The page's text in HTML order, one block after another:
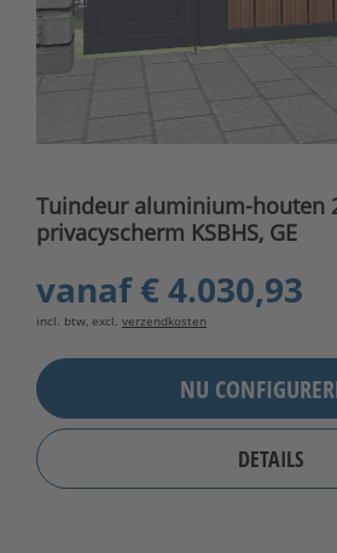
Tuindeur aluminium-houten
privacyscherm KSBHS, GE
vanaf€ 4.030,93
incl. btw, excl. verzendkosten
NU
DETAILS